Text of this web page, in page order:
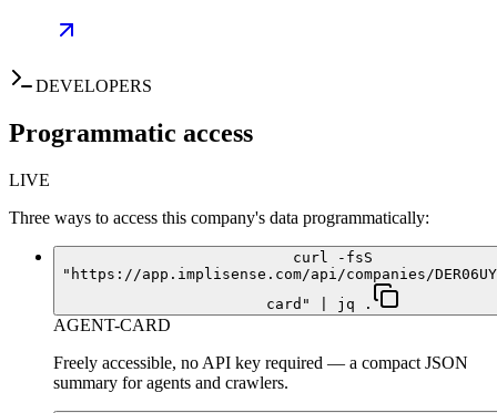
DEVELOPERS
Programmatic access
LIVE
Three ways to access this company's data programmatically:
curl -fsS
"https://app.implisense.com/api/companies/
card" | jq .
AGENT-CARD
Freely accessible, no API key required — a compact JSON
summary for agents and crawlers.